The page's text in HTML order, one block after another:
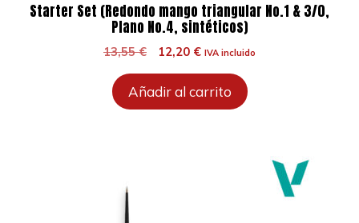
Starter Set (Redondo mango triangular No.1 & 3/0,
Plano No.4, sintéticos)
13,55€
El
original
era:
12,20 €El
actual
es:
IVA incluido
Añadir al carrito